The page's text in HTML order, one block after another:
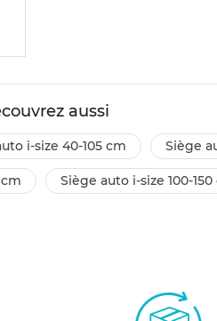
aussi
i-size 40-105 cm siège
cm siège auto i-size 100-